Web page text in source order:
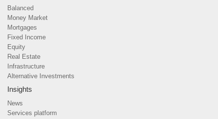
Balanced
Money Market
Mortgages
Fixed Income
Equity
Real Estate
Infrastructure
Alternative Investments
Insights
News
Services platform